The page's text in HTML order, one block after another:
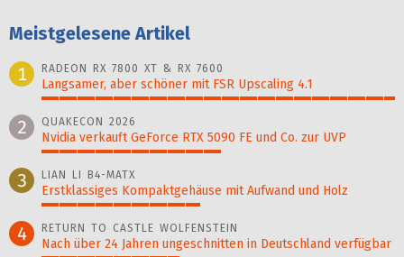
Meistgelesene Artikel
1
RADEON RX 7800 XT & RX 7600
Langsamer, aber schöner mit FSR Upscaling 4.1
100%
2 QUAKECON 2026
Nvidia verkauft GeForce RTX 5090 FE und Co. zur UVP
51%
3 LIAN LI B4-MATX
Erstklassiges Kompaktgehäuse mit Aufwand und Holz
45%
4 RETURN TO CASTLE WOLFENSTEIN
Nach über 24 Jahren ungeschnitten in Deutschland verfügbar